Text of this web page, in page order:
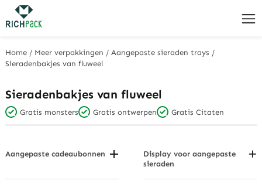
Home / Meer verpakkingen /Aangepaste sieraden trays /
Sieradenbakjes van fluweel
Sieradenbakjes van fluweel
Gratis monsters Gratis ontwerpen Gratis Citaten
Aangepaste cadeaubonnen
Display voor aangepaste
sieraden
Armband/armband display